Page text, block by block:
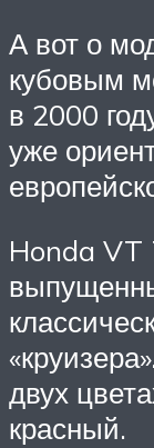
А вот о
кубовым
в 2000
уже
Honda VT
двух
красный.